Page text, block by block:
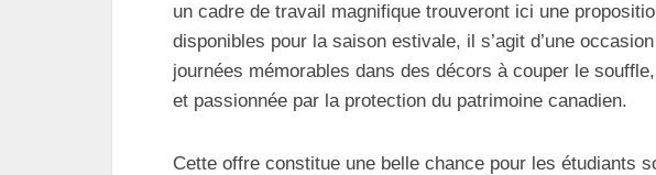
un cadre de travail magnifique trouveront ici une
disponibles pour la saison estivale, il s’agit d’une
journées mémorables dans des décors à couper le
et passionnée par la protection du patrimoine canadien.
Cette offre constitue une belle chance pour les étudiants